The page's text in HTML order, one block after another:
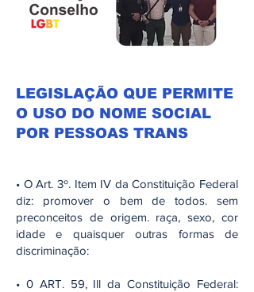
LEGISLAÇÃO QUE PERMITE
O USO DO NOME SOCIAL
POR PESSOAS TRANS
• O Art. 3º. Item IV da Constituição Federal
diz: promover o bem de todos. sem
preconceitos de origem. raça, sexo, cor
idade e quaisquer outras formas de
discriminação:
• 0 ART. 59, Ill da Constituição Federal: